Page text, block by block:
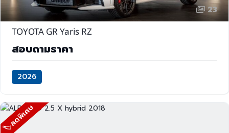
23
TOYOTA GR Yaris RZ
สอบถามราคา
2026
🏷ลดพิเศษ